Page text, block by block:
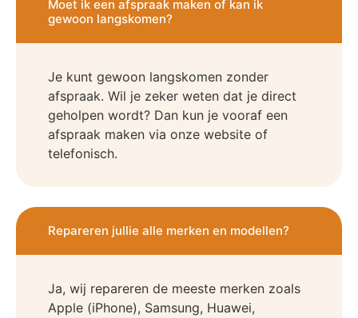
Moet ik een afspraak maken of kan ik
gewoon langskomen?
Je kunt gewoon langskomen zonder
afspraak. Wil je zeker weten dat je direct
geholpen wordt? Dan kun je vooraf een
afspraak maken via onze website of
telefonisch.
Repareren jullie alle merken en modellen?
Ja, wij repareren de meeste merken zoals
Apple (iPhone), Samsung, Huawei,